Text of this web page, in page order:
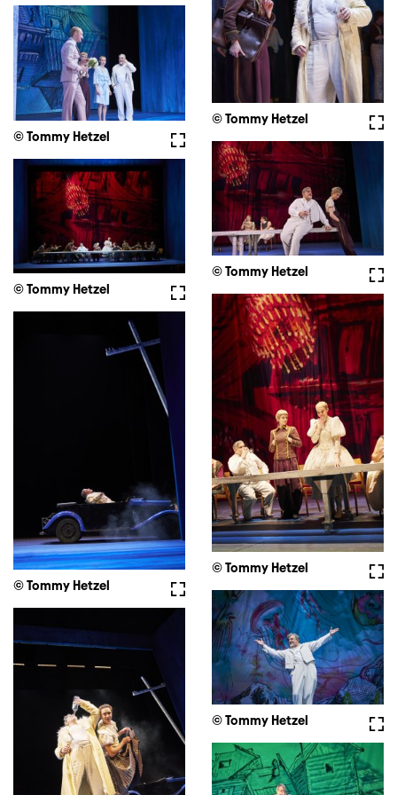
© Tommy Hetzel
Vollbild
© Tommy Hetzel
© Tommy Hetzel
Vollbild
© Tommy Hetzel
© Tommy Hetzel
Vollbild
© Tommy Hetzel
© Tommy Hetzel